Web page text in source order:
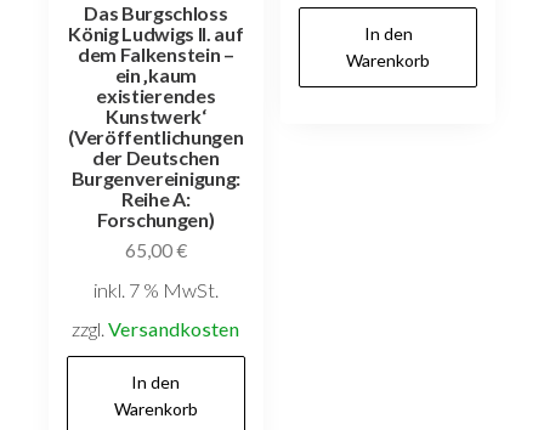
Das Burgschloss
König Ludwigs II. auf
dem Falkenstein –
ein ‚kaum
existierendes
Kunstwerk‘
(Veröffentlichungen
der Deutschen
Burgenvereinigung:
Reihe A:
Forschungen)
65,00€
inkl. 7 % MwSt.
zzgl.Versandkosten
In den
Warenkorb
In den
Warenkorb